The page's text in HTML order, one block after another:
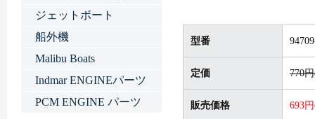
型番
定価 770
販売価格 693
ジェットボート
船外機
Malibu Boats
Indmar ENGINEパーツ
PCM ENGINE パーツ